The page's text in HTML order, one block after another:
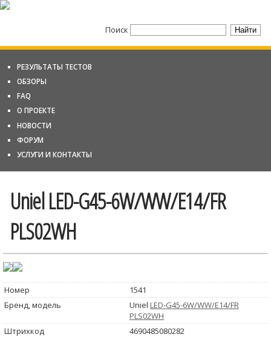
Поиск
РЕЗУЛЬТАТЫ ТЕСТОВ
ОБЗОРЫ
FAQ
О ПРОЕКТЕ
НОВОСТИ
ФОРУМ
УСЛУГИ И КОНТАКТЫ
Uniel LED-G45-6W/WW/E14/FR
PLS02WH
Номер
1541
Бренд, модель
Uniel LED-G45-6W/WW/E14/FR
PLS02WH
Штрихкод
4690485080282